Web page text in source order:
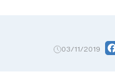
03/11/2019